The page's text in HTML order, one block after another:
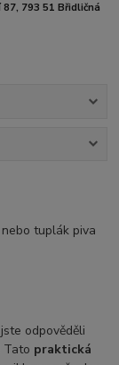
87, 793 51 Břidličná
tuplák piva
odpověděli
Tato praktická